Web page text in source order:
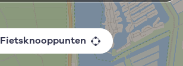
Fietsknooppunten